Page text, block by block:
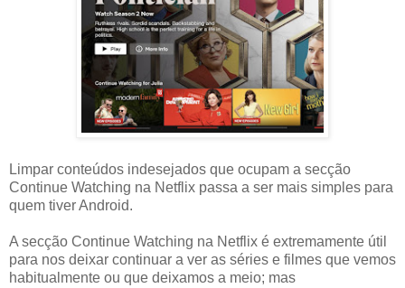
Limpar conteúdos indesejados que ocupam a secção
Continue Watching na Netflix passa a ser mais simples para
quem tiver Android.
A secção Continue Watching na Netflix é extremamente útil
para nos deixar continuar a ver as séries e filmes que vemos
habitualmente ou que deixamos a meio; mas